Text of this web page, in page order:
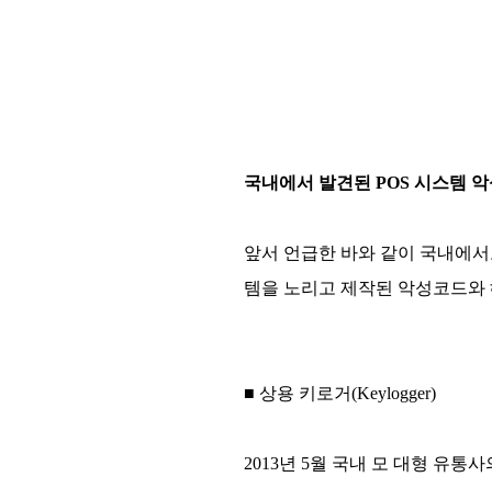
국내에서 발견된 POS 시스템
앞서 언급한 바와 같이 국내에
템을 노리고 제작된 악성코드
■ 상용 키로거(Keylogger)
2013년 5월 국내 모 대형 유통